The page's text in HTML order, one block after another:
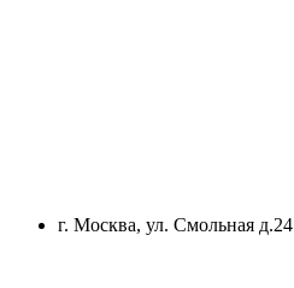
г. Москва, ул. Смольная д.24